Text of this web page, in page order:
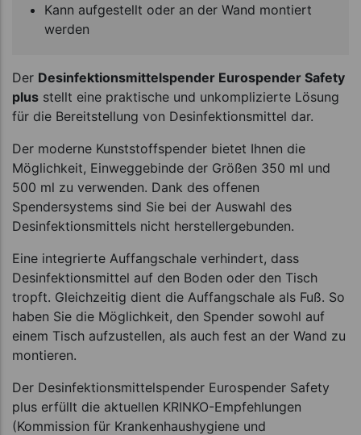
Kann aufgestellt oder an der Wand montiert
werden
Der Desinfektionsmittelspender Eurospender Safety
plus stellt eine praktische und unkomplizierte Lösung
für die Bereitstellung von Desinfektionsmittel dar.
Der moderne Kunststoffspender bietet Ihnen die
Möglichkeit, Einweggebinde der Größen 350 ml und
500 ml zu verwenden. Dank des offenen
Spendersystems sind Sie bei der Auswahl des
Desinfektionsmittels nicht herstellergebunden.
Eine integrierte Auffangschale verhindert, dass
Desinfektionsmittel auf den Boden oder den Tisch
tropft. Gleichzeitig dient die Auffangschale als Fuß. So
haben Sie die Möglichkeit, den Spender sowohl auf
einem Tisch aufzustellen, als auch fest an der Wand zu
montieren.
Der Desinfektionsmittelspender Eurospender Safety
plus erfüllt die aktuellen KRINKO-Empfehlungen
(Kommission für Krankenhaushygiene und